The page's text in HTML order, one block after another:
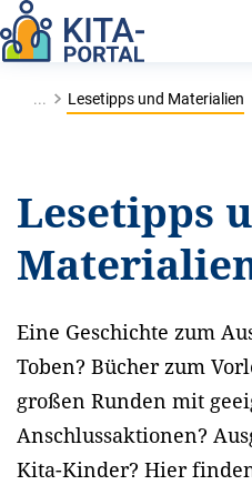
... Lesetipps und Materialien
Lesetipps
Eine Geschichte zum
Toben? Bücher zum
großen Runden mit
Anschlussaktionen?
Kita-Kinder? Hier